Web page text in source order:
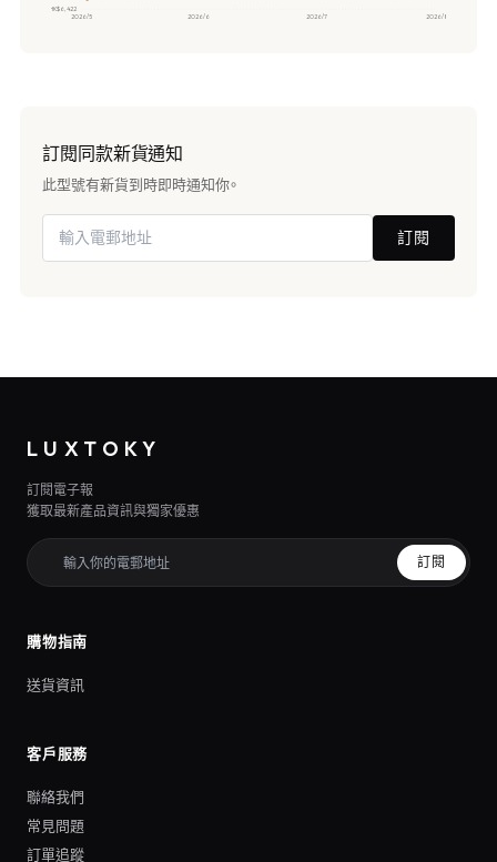
HK$6,422
2026/5 2026/6 2026/7 2026/8
訂閱同款新貨通知
此型號有新貨到時即時通知你。
訂閱
LUXTOKY
訂閱電子報
獲取最新產品資訊與獨家優惠
訂閱
購物指南
送貨資訊
客戶服務
聯絡我們
常見問題
訂單追蹤